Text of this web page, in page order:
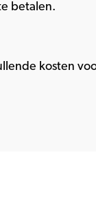
betalen.
kosten